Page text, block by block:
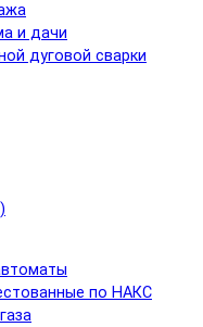
и дачи
дуговой сварки
по НАКС